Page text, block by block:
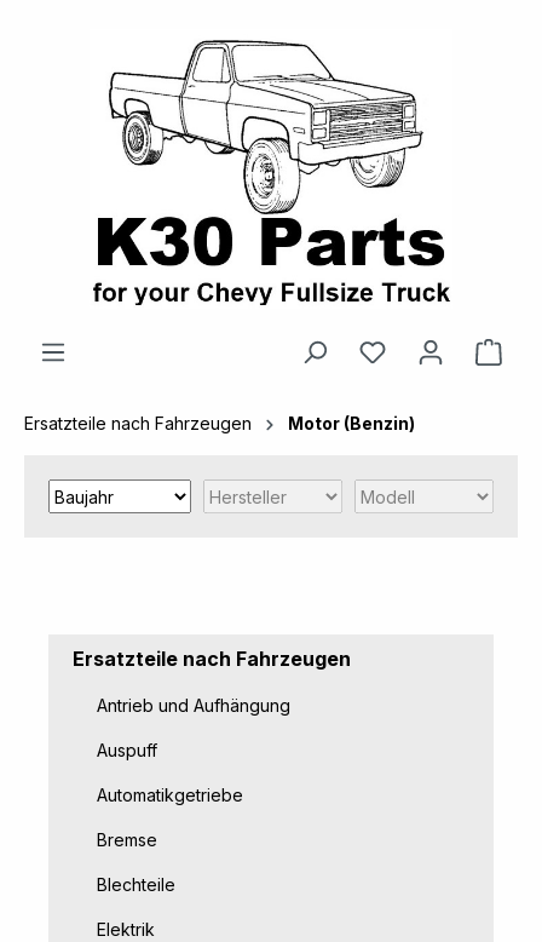
Ersatzteile nach Fahrzeugen Motor (Benzin)
Ersatzteile nach Fahrzeugen
Antrieb und Aufhängung
Auspuff
Automatikgetriebe
Bremse
Blechteile
Elektrik